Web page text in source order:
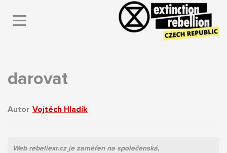
darovat
Autor Vojtěch Hladík
Web rebeliexr.cz je zaměřen na společenská,